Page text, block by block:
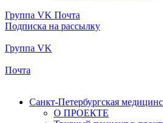
Группа VK Почта
Подписка на рассылку
Группа VK
Почта
Санкт-Петербургская
О ПРОЕКТЕ